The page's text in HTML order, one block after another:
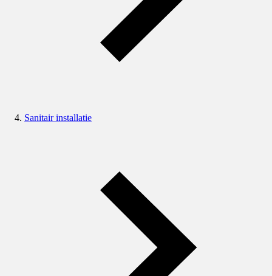
Sanitair installatie